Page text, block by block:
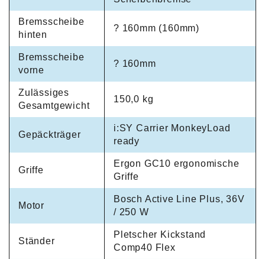
Bremsscheibe
hinten
? 160mm (160mm)
Bremsscheibe
vorne
? 160mm
Zulässiges
Gesamtgewicht
150,0 kg
Gepäckträger
i:SY Carrier MonkeyLoad
ready
Griffe
Ergon GC10 ergonomische
Griffe
Motor
Bosch Active Line Plus, 36V
/ 250 W
Ständer
Pletscher Kickstand
Comp40 Flex